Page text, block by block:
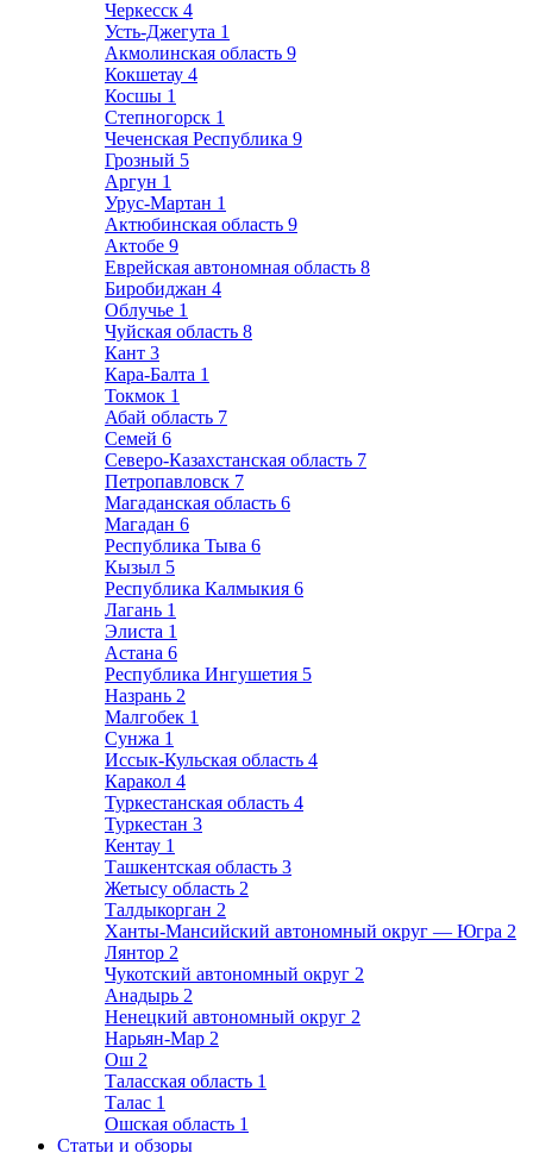
Черкесск 4
Усть-Джегута 1
Акмолинская область 9
Кокшетау 4
Косшы 1
Степногорск 1
Чеченская Республика 9
Грозный 5
Аргун 1
Урус-Мартан 1
Актюбинская область 9
Актобе 9
Еврейская автономная область 8
Биробиджан 4
Облучье 1
Чуйская область 8
Кант 3
Кара-Балта 1
Токмок 1
Абай область 7
Семей 6
Северо-Казахстанская область 7
Петропавловск 7
Магаданская область 6
Магадан 6
Республика Тыва 6
Кызыл 5
Республика Калмыкия 6
Лагань 1
Элиста 1
Астана 6
Республика Ингушетия 5
Назрань 2
Малгобек 1
Сунжа 1
Иссык-Кульская область 4
Каракол 4
Туркестанская область 4
Туркестан 3
Кентау 1
Ташкентская область 3
Жетысу область 2
Талдыкорган 2
Ханты-Мансийский автономный округ — Югра 2
Лянтор 2
Чукотский автономный округ 2
Анадырь 2
Ненецкий автономный округ 2
Нарьян-Мар 2
Ош 2
Таласская область 1
Талас 1
Ошская область 1
Статьи и обзоры